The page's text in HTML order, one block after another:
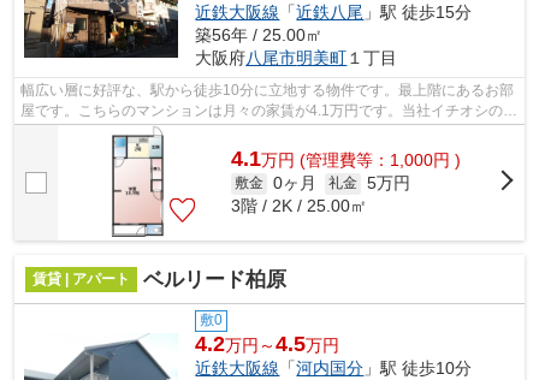
近鉄大阪線 「近鉄八尾 」駅 徒歩15分
築56年 / 25.00㎡
大阪府八尾市明美町 １丁目
幅広い層に好評な、駅から徒歩10分に立地する物件です。最上階にあるお部
屋です。こちらのマンションは月々の家賃が4.1万円です。当社イチオシの物
件の「明美マンション」。ぜひ一度ご...
4.1万円 (管理費等：1,000円 )
敷金 0ヶ月 礼金 5万円
3階 / 2K / 25.00㎡
賃貸 | アパート ベルリード柏原
敷0
4.2万円～4.5万円
近鉄大阪線 「河内国分 」駅 徒歩10分